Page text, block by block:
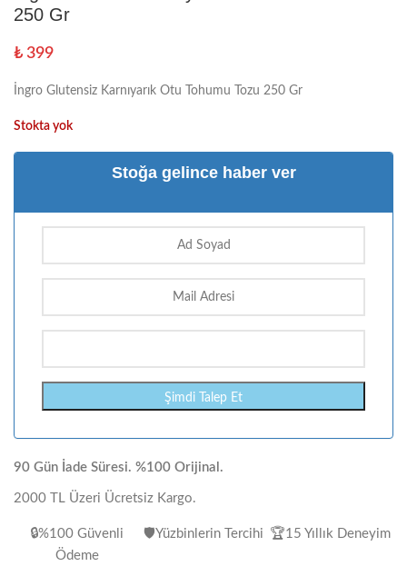
250 Gr
₺ 399
İngro Glutensiz Karnıyarık Otu Tohumu Tozu 250 Gr
Stokta yok
Stoğa gelince haber ver
90 Gün İade Süresi. %100 Orijinal.
2000 TL Üzeri Ücretsiz Kargo.
🔒%100 Güvenli
Ödeme
🛡️Yüzbinlerin Tercihi 🏆15 Yıllık Deneyim